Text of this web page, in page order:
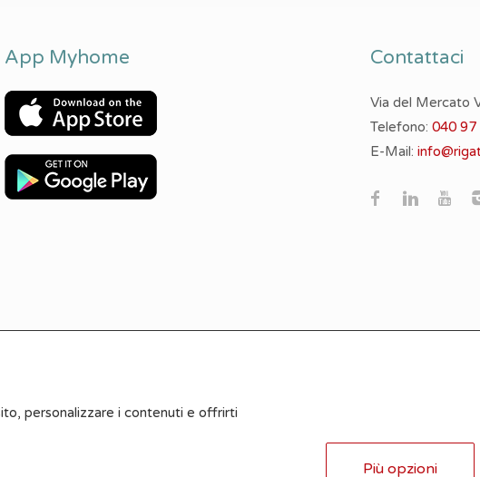
personalizzare i contenuti e offrirti
Più opzioni
App Myhome Contattaci
Via del Mercato
Telefono:040 97
E-Mail:
e le stesse non possono costituire nessun motivo di pretesa
PIVA 01270180324 -